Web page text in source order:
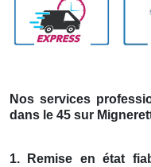
Nos services
dans le 45 sur
1. Remise en état